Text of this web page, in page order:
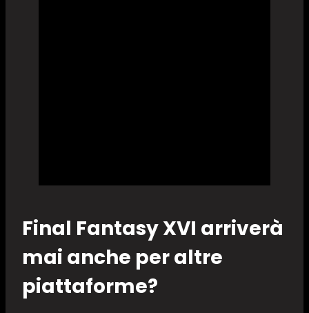
Final Fantasy XVI arriverà
mai anche per altre
piattaforme?